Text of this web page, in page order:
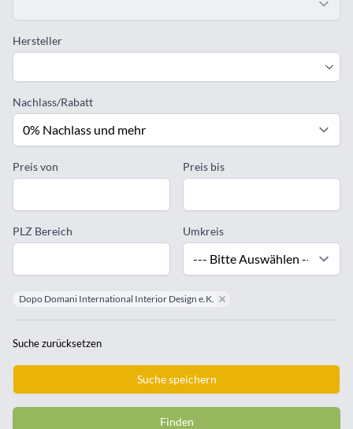
Hersteller
Nachlass/Rabatt
Preis von Preis bis
PLZ Bereich Umkreis
Dopo Domani International Interior Design e.K. remove Dopo Domani
Suche zurücksetzen
Suche speichern
Finden